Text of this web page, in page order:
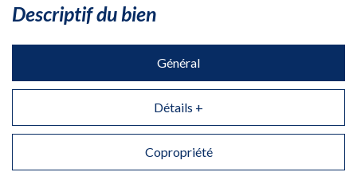
descriptif du bien
Général
Détails +
Copropriété